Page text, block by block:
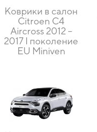
Коврики в салон
Citroen C4
Aircross 2012 –
2017 I поколение
EU Miniven